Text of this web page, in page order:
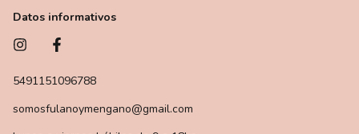
Datos informativos
5491151096788
somosfulanoymengano@gmail.com